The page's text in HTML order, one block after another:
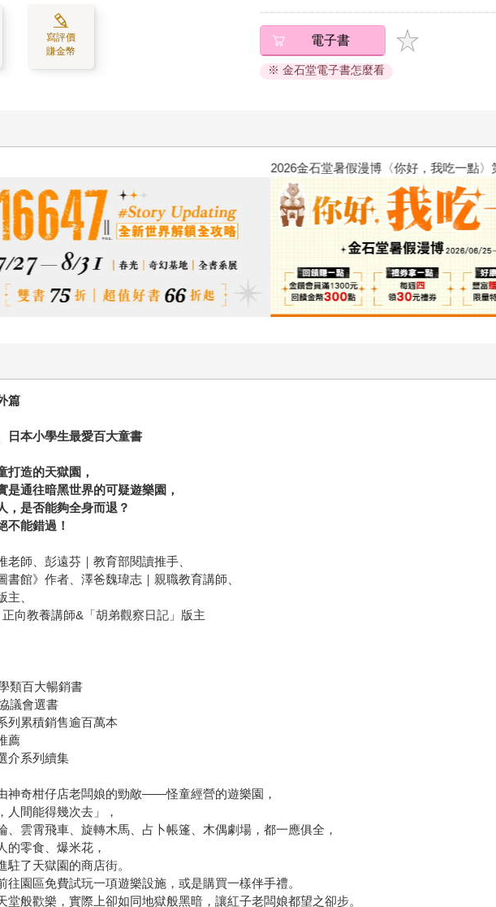
寫評價
賺金幣
電子書
※ 金石堂電子書怎麼看
2026金石堂暑假漫博〈你好，我
篇
日本小學生最愛百大童書
造的天獄園，
通往暗黑世界的可疑遊樂園，
，是否能夠全身而退？
不能錯過！
師、彭遠芬｜教育部閱讀推手、
館》作者、澤爸魏瑋志｜親職教育講師、
、
向教養講師&「胡弟觀察日記」版主
類百大暢銷書
議會選書
列累積銷售逾百萬本
薦
介系列續集
神奇柑仔店老闆娘的勁敵——怪童經營的遊樂園，
人間能得幾次去」，
、雲霄飛車、旋轉木馬、占卜帳篷、木偶劇場，都一應俱全，
的零食、爆米花，
了天獄園的商店街。
往園區免費試玩一項遊樂設施，或是購買一樣伴手禮。
堂般歡樂，實際上卻如同地獄般黑暗，讓紅子老闆娘都望之卻步。